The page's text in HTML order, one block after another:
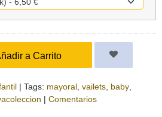
a Carrito
| Tags: mayoral vailets baby
| Comentarios